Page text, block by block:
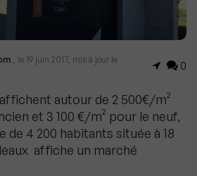
, le 19 juin 2017, mis à jour le
0
autour de 2 500€/m²
et 3 100 €/m² pour le neuf,
de 4 200 habitants située à 18
affiche un marché